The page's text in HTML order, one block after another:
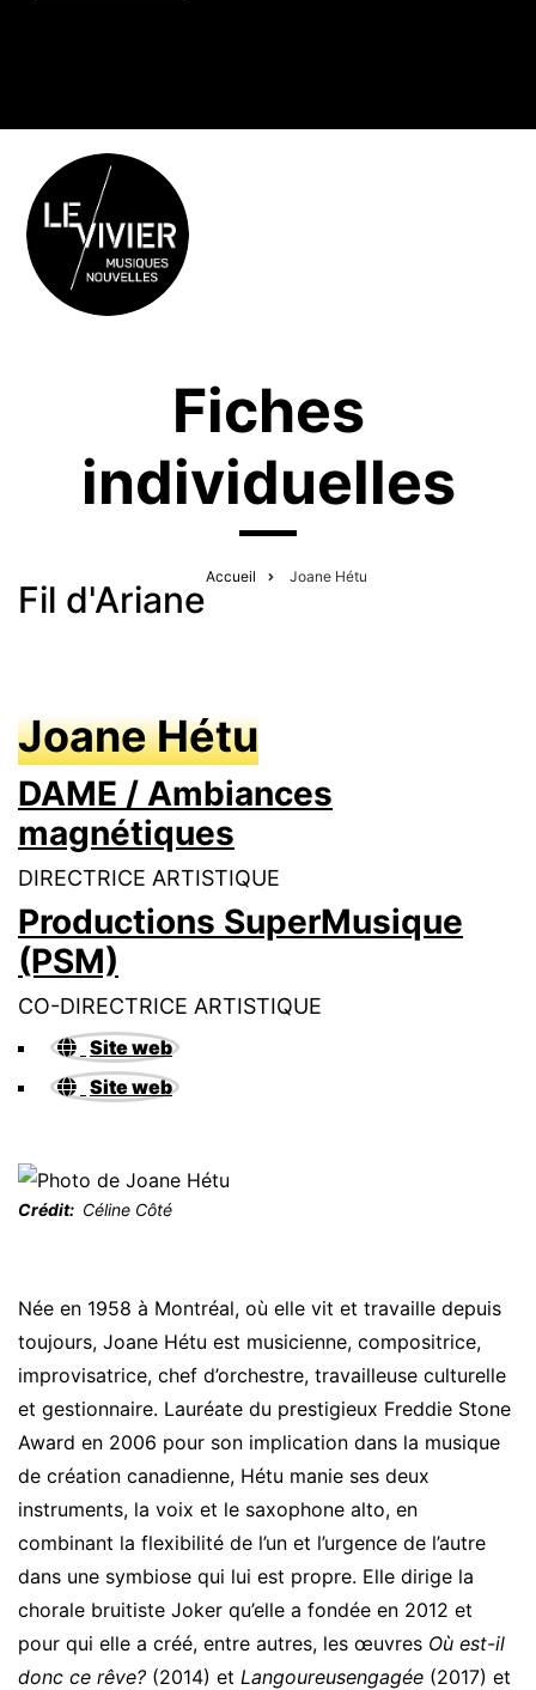
Fiches
individuelles
Fil d'Ariane
Accueil Joane Hétu
Crédit Céline Côté
Joane Hétu
DAME / Ambiances
magnétiques
DIRECTRICE ARTISTIQUE
Productions SuperMusique
(PSM)
CO-DIRECTRICE ARTISTIQUE
Site web
Site web
Née en 1958 à Montréal, où elle vit et travaille depuis
toujours, Joane Hétu est musicienne, compositrice,
improvisatrice, chef d’orchestre, travailleuse culturelle
et gestionnaire. Lauréate du prestigieux Freddie Stone
Award en 2006 pour son implication dans la musique
de création canadienne, Hétu manie ses deux
instruments, la voix et le saxophone alto, en
combinant la flexibilité de l’un et l’urgence de l’autre
dans une symbiose qui lui est propre. Elle dirige la
chorale bruitiste Joker qu’elle a fondée en 2012 et
pour qui elle a créé, entre autres, les œuvres Où est-il
donc ce rêve? (2014) et Langoureusengagée (2017) et